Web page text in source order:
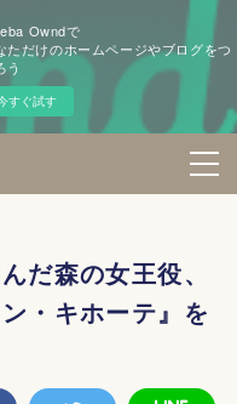
Owndで
ただけのホームページやブログをつ
う
すぐ試す
だ森の女王役、
・キホーテ』を